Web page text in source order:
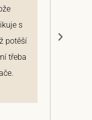
s
potěší
třeba